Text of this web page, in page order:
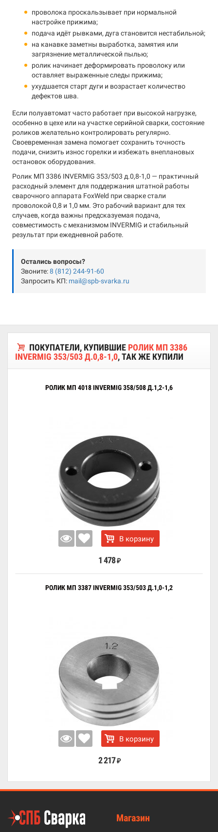
проволока проскальзывает при нормальной
настройке прижима;
подача идёт рывками, дуга становится нестабильной;
на канавке заметны выработка, замятия или
загрязнение металлической пылью;
ролик начинает деформировать проволоку или
оставляет выраженные следы прижима;
ухудшается старт дуги и возрастает количество
дефектов шва.
Если полуавтомат часто работает при высокой нагрузке,
особенно в цехе или на участке серийной сварки, состояние
роликов желательно контролировать регулярно.
Своевременная замена помогает сохранить точность
подачи, снизить износ горелки и избежать внеплановых
остановок оборудования.
Ролик МП 3386 INVERMIG 353/503 д.0,8-1,0 — практичный
расходный элемент для поддержания штатной работы
сварочного аппарата FoxWeld при сварке стали
проволокой 0,8 и 1,0 мм. Это рабочий вариант для тех
случаев, когда важны предсказуемая подача,
совместимость с механизмом INVERMIG и стабильный
результат при ежедневной работе.
Остались вопросы?
Звоните:8 (812) 244-91-60
Запросить КП: mail@spb-svarka.ru
ПОКУПАТЕЛИ, КУПИВШИЕ РОЛИК МП 3386
INVERMIG 353/503 Д.0,8-1,0, ТАК ЖЕ КУПИЛИ
РОЛИК МП 4018 INVERMIG 358/508 Д.1,2-1,6
В корзину
1 478 ₽
РОЛИК МП 3387 INVERMIG 353/503 Д.1,0-1,2
В корзину
2 217 ₽
Магазин